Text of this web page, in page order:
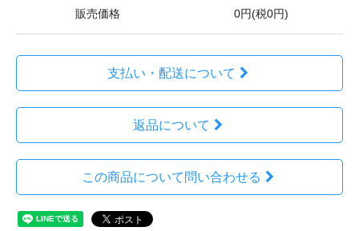
販売価格 0円(税0円)
支払い・配送について
返品について
この商品について問い合わせる